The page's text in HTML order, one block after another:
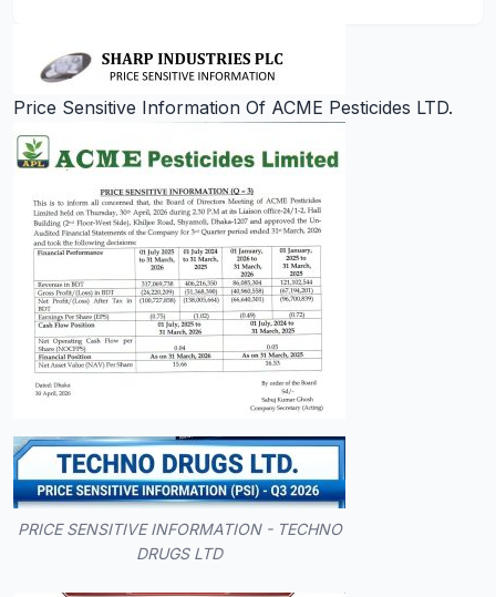
Price Sensitive Information Of ACME Pesticides LTD.
PRICE SENSITIVE INFORMATION - TECHNO
DRUGS LTD